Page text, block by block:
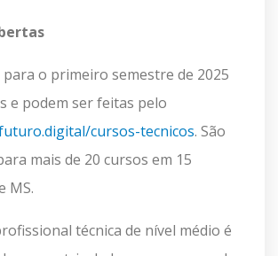
para o primeiro semestre de 2025
e podem ser feitas pelo
cursos-tecnicos. São
mais de 20 cursos em 15
MS.
técnica de nível médio é